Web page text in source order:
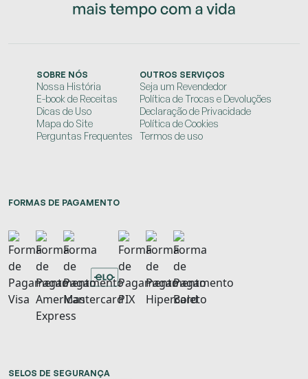
SOBRE NÓS
Nossa História
E-book de Receitas
Dicas de Uso
Mapa do Site
Perguntas Frequentes
OUTROS SERVIÇOS
Seja um Revendedor
Política de Trocas e Devoluções
Declaração de Privacidade
Política de Cookies
Termos de uso
FORMAS DE PAGAMENTO
SELOS DE SEGURANÇA